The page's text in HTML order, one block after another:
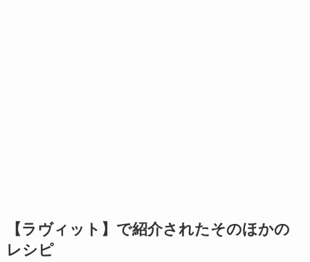
【ラヴィット】で紹介されたそのほかの
レシピ